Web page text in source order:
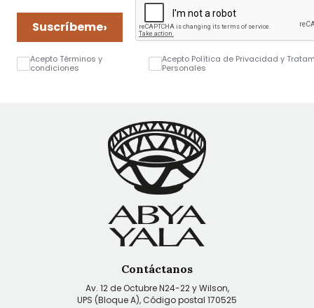
Suscríbeme›
Acepto Términos y
condiciones
Acepto Política de Privacidad y
Personales
Contáctanos
Av. 12 de Octubre N24-22 y Wilson,
UPS (Bloque A), Código postal 170525